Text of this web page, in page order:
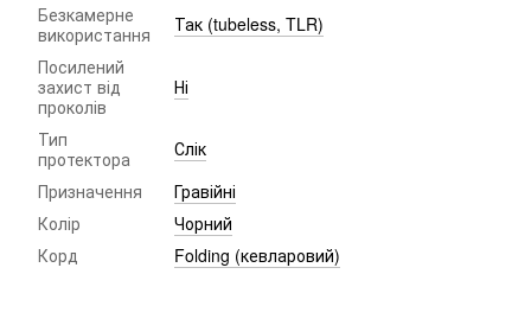
Безкамерне
використання
Так (tubeless, TLR)
Посилений
захист від
проколів
Ні
Тип
протектора
Слік
Призначення
Гравійні
Колір
Чорний
Корд
Folding (кевларовий)